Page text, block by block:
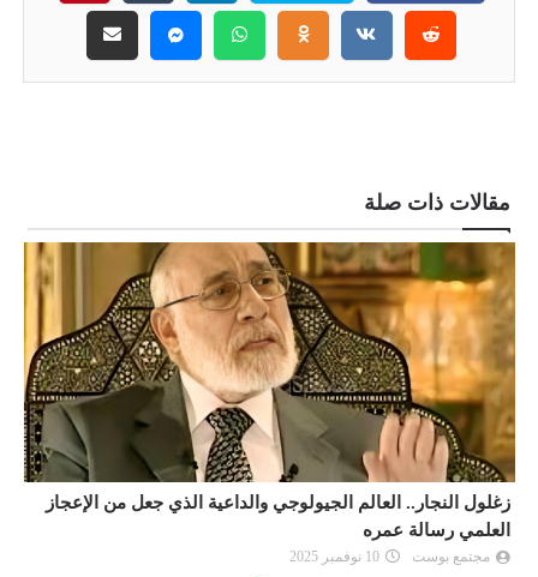
مقالات ذات صلة
زغلول النجار.. العالم الجيولوجي والداعية الذي جعل من الإعجاز
العلمي رسالة عمره
مجتمع بوست 10 نوفمبر 2025